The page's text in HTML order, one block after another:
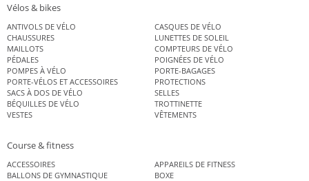
Vélos & bikes
ANTIVOLS DE VÉLO
CASQUES DE VÉLO
CHAUSSURES
LUNETTES DE SOLEIL
MAILLOTS
COMPTEURS DE VÉLO
PÉDALES
POIGNÉES DE VÉLO
POMPES À VÉLO
PORTE-BAGAGES
PORTE-VÉLOS ET ACCESSOIRES
PROTECTIONS
SACS À DOS DE VÉLO
SELLES
BÉQUILLES DE VÉLO
TROTTINETTE
VESTES
VÊTEMENTS
Course & fitness
ACCESSOIRES
APPAREILS DE FITNESS
BALLONS DE GYMNASTIQUE
BOXE